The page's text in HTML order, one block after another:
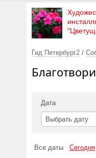
Гид Петербург2 /
Дата
Все даты Сегодня